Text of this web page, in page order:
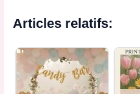
Articles relatifs: